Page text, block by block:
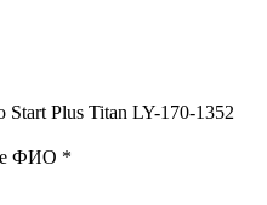
Start Plus Titan LY-170-1352
ФИО *